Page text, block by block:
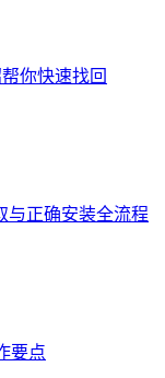
你快速找回
与正确安装全流程
要点